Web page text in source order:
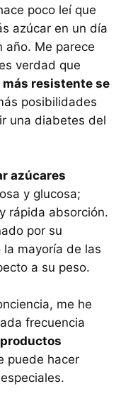
poco leí que
azúcar en un día
año. Me parece
verdad que
más resistente se
posibilidades
una diabetes del
azúcares
y glucosa;
rápida absorción.
por su
mayoría de las
a su peso.
me he
frecuencia
puede hacer